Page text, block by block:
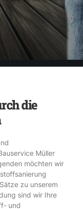
die
Müller
möchten wir
zu unserem
sind wir Ihre
und